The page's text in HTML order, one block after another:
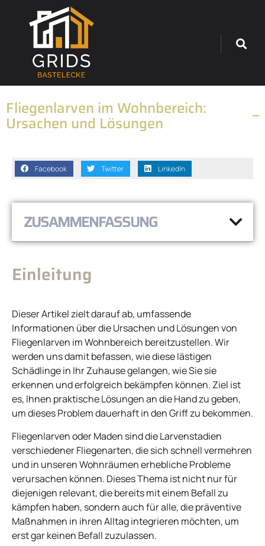
Fliegenlarven im Wohnbereich:
Ursachen und Lösungen
Facebook Twitter LinkedIn
ZUSAMMENFASSUNG
Einleitung
Dieser Artikel zielt darauf ab, umfassende
Informationen über die Ursachen und Lösungen von
Fliegenlarven im Wohnbereich bereitzustellen. Wir
werden uns damit befassen, wie diese lästigen
Schädlinge in Ihr Zuhause gelangen, wie Sie sie
erkennen und erfolgreich bekämpfen können. Ziel ist
es, Ihnen praktische Lösungen an die Hand zu geben,
um dieses Problem dauerhaft in den Griff zu bekommen.
Fliegenlarven oder Maden sind die Larvenstadien
verschiedener Fliegenarten, die sich schnell vermehren
und in unseren Wohnräumen erhebliche Probleme
verursachen können. Dieses Thema ist nicht nur für
diejenigen relevant, die bereits mit einem Befall zu
kämpfen haben, sondern auch für alle, die präventive
Maßnahmen in ihren Alltag integrieren möchten, um
erst gar keinen Befall zuzulassen.